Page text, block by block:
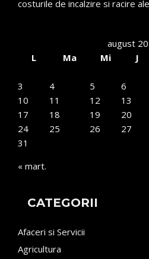
costurile de incalzire si racire
august
L
Ma Mi J
3
4 5 6
10
11 12 13
17
18 19 20
24
25 26 27
31
« mart.
CATEGORII
Afaceri si Servicii
Agricultura